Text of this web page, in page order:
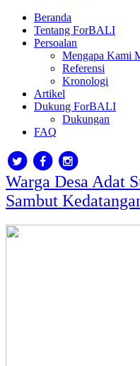
Beranda
Tentang ForBALI
Persoalan
Mengapa Kami
Referensi
Kronologi
Artikel
Dukung ForBALI
Dukungan
FAQ
Warga Desa Adat
Sambut